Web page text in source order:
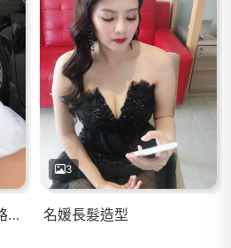
外拍就是要走花草仙子路線呀
3
名媛長髮造型